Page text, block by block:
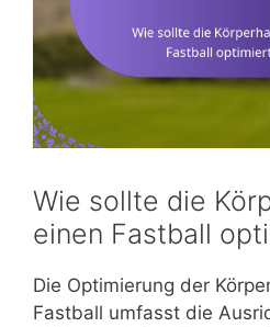
Wie sollte die
einen Fastball
Die Optimierung der
Fastball umfasst die